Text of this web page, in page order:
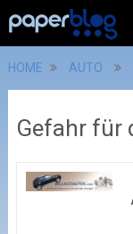
HOME AUTO
Gefahr für